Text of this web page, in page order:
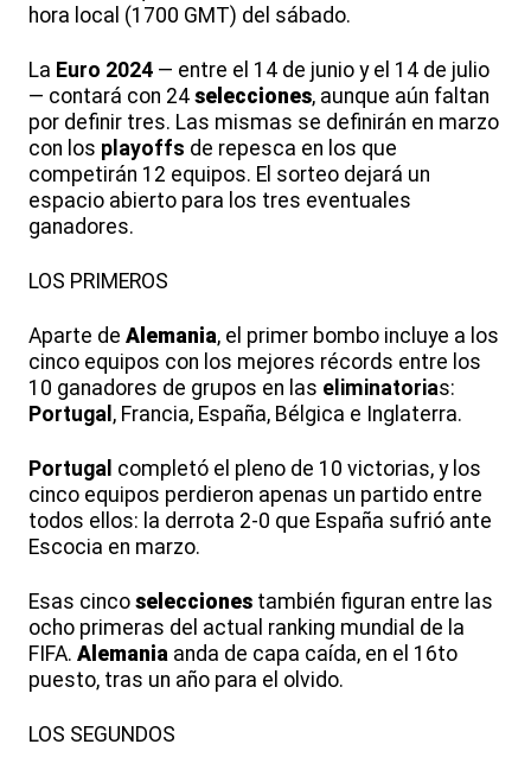
hora local (1700 GMT) del sábado.
La Euro 2024 — entre el 14 de junio y el 14 de julio
— contará con 24 selecciones, aunque aún faltan
por definir tres. Las mismas se definirán en marzo
con los playoffs de repesca en los que
competirán 12 equipos. El sorteo dejará un
espacio abierto para los tres eventuales
ganadores.
LOS PRIMEROS
Aparte de Alemania, el primer bombo incluye a los
cinco equipos con los mejores récords entre los
10 ganadores de grupos en las eliminatorias:
Portugal , Francia, España, Bélgica e Inglaterra.
Portugal completó el pleno de 10 victorias, y los
cinco equipos perdieron apenas un partido entre
todos ellos: la derrota 2-0 que España sufrió ante
Escocia en marzo.
Esas cinco selecciones también figuran entre las
ocho primeras del actual ranking mundial de la
FIFA. Alemania anda de capa caída, en el 16to
puesto, tras un año para el olvido.
LOS SEGUNDOS